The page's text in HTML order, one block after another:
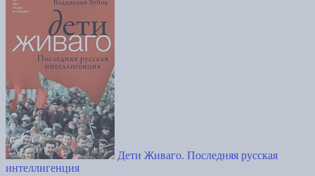
Дети Живаго. Последняя русская
интеллигенция